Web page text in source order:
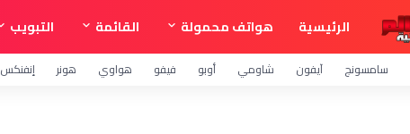
الرئيسية هواتف محمولة القائمة التبويب
سامسونج آيفون شاومي أوبو فيفو هواوي هونر إنفنكس